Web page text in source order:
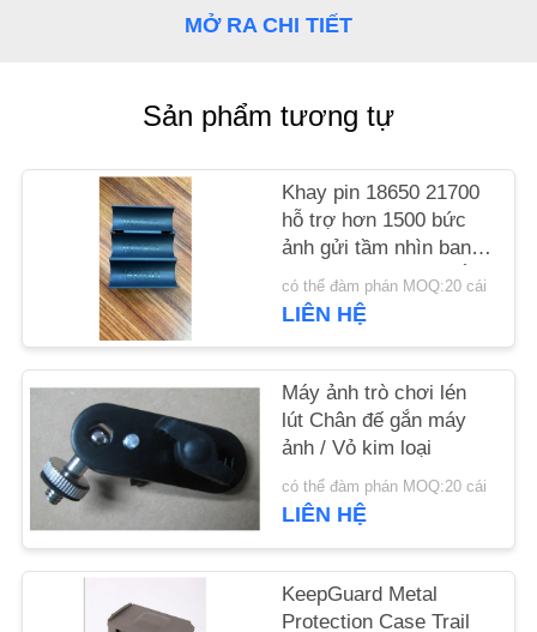
TIN
ĐẶT
GIÁ
SƠ
ĐỒ
TRANG
MỞ RA CHI TIẾT
Sản phẩm tương tự
Khay pin 18650 21700
hỗ trợ hơn 1500 bức
ảnh gửi tầm nhìn ban
đêm máy ảnh săn bắn
trò chơi phụ kiện máy
có thể đàm phán MOQ:20 cái
LIÊN HỆ
Máy ảnh trò chơi lén
lút Chân đế gắn máy
ảnh / Vỏ kim loại
có thể đàm phán MOQ:20 cái
LIÊN HỆ
KeepGuard Metal
Protection Case Trail